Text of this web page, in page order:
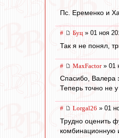
Пс. Еременко и
# Буц » 01 ноя
Так я не понял,
# MaxFactor» 01
Спасибо, Валера
Теперь точно не
# Lorgal26 » 01
Трудно оценить
комбинационную